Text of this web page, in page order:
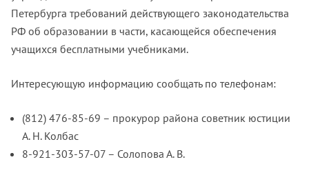
Петербурга требований действующего законодательства
РФ об образовании в части, касающейся обеспечения
учащихся бесплатными учебниками.
Интересующую информацию сообщать по телефонам:
(812) 476-85-69 – прокурор района советник юстиции
А. Н. Колбас
8-921-303-57-07 – Солопова А. В.